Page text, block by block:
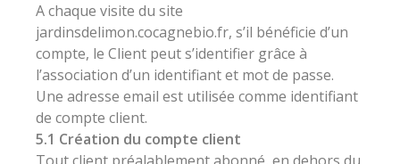
A chaque visite du site
jardinsdelimon.cocagnebio.fr, s’il bénéficie d’un
compte, le Client peut s’identifier grâce à
l’association d’un identifiant et mot de passe.
Une adresse email est utilisée comme identifiant
de compte client.
5.1 Création du compte client